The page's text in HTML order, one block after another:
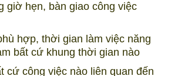
giờ hẹn, bàn giao công việc
hợp, thời gian làm việc năng
bất cứ khung thời gian nào
cứ công việc nào liên quan đến